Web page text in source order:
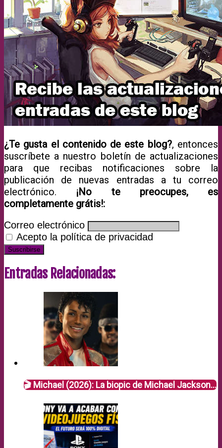
¿Te gusta el contenido de este blog?, entonces
suscríbete a nuestro boletín de actualizaciones
para que recibas notificaciones sobre la
publicación de nuevas entradas a tu correo
electrónico. ¡No te preocupes, es
completamente grátis!:
Correo electrónico
Acepto la política de privacidad
Entradas Relacionadas:
🎬 Michael (2026): La biopic de Michael Jackson…